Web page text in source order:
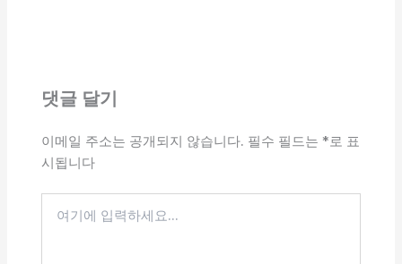
댓글 달기
이메일 주소는 공개되지 않습니다. 필수 필드는 *로 표
시됩니다